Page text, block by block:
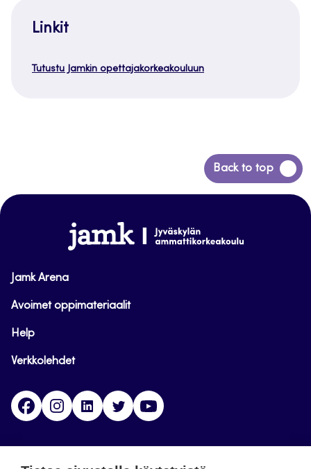
Linkit
Tutustu Jamkin opettajakorkeakouluun
Back to top
Siirry
takaisin
www.jamk.fi
Jamk Arena
Avoimet oppimateriaalit
Help
Verkkolehdet
FacebookInstagramLinkedinTwitter